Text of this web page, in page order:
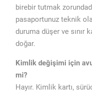
birebir tutmak
pasaportunuz teknik
duruma düşer ve sınır
doğar.
Kimlik değişimi için
mi?
Hayır. Kimlik kartı,